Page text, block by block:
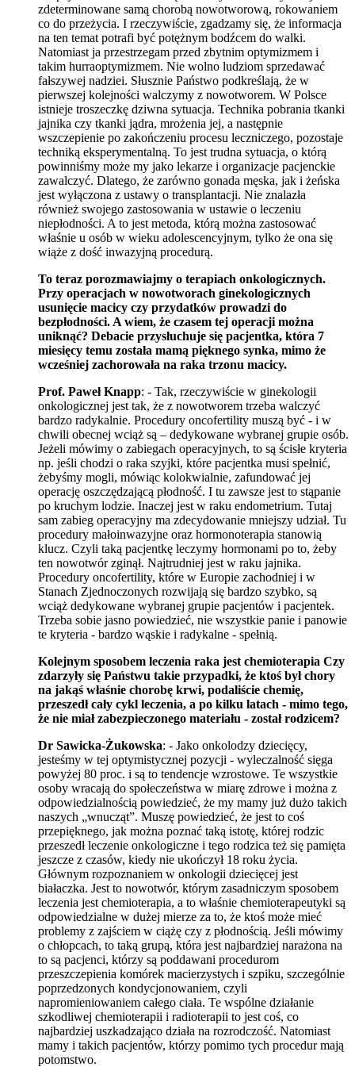
zdeterminowane samą chorobą nowotworową, rokowaniem
co do przeżycia. I rzeczywiście, zgadzamy się, że informacja
na ten temat potrafi być potężnym bodźcem do walki.
Natomiast ja przestrzegam przed zbytnim optymizmem i
takim hurraoptymizmem. Nie wolno ludziom sprzedawać
fałszywej nadziei. Słusznie Państwo podkreślają, że w
pierwszej kolejności walczymy z nowotworem. W Polsce
istnieje troszeczkę dziwna sytuacja. Technika pobrania tkanki
jajnika czy tkanki jądra, mrożenia jej, a następnie
wszczepienie po zakończeniu procesu leczniczego, pozostaje
techniką eksperymentalną. To jest trudna sytuacja, o którą
powinniśmy może my jako lekarze i organizacje pacjenckie
zawalczyć. Dlatego, że zarówno gonada męska, jak i żeńska
jest wyłączona z ustawy o transplantacji. Nie znalazła
również swojego zastosowania w ustawie o leczeniu
niepłodności. A to jest metoda, którą można zastosować
właśnie u osób w wieku adolescencyjnym, tylko że ona się
wiąże z dość inwazyjną procedurą.
To teraz porozmawiajmy o terapiach onkologicznych.
Przy operacjach w nowotworach ginekologicznych
usunięcie macicy czy przydatków prowadzi do
bezpłodności. A wiem, że czasem tej operacji można
uniknąć? Debacie przysłuchuje się pacjentka, która 7
miesięcy temu została mamą pięknego synka, mimo że
wcześniej zachorowała na raka trzonu macicy.
Prof. Paweł Knapp: - Tak, rzeczywiście w ginekologii
onkologicznej jest tak, że z nowotworem trzeba walczyć
bardzo radykalnie. Procedury oncofertility muszą być - i w
chwili obecnej wciąż są – dedykowane wybranej grupie osób.
Jeżeli mówimy o zabiegach operacyjnych, to są ścisłe kryteria
np. jeśli chodzi o raka szyjki, które pacjentka musi spełnić,
żebyśmy mogli, mówiąc kolokwialnie, zafundować jej
operację oszczędzającą płodność. I tu zawsze jest to stąpanie
po kruchym lodzie. Inaczej jest w raku endometrium. Tutaj
sam zabieg operacyjny ma zdecydowanie mniejszy udział. Tu
procedury małoinwazyjne oraz hormonoterapia stanowią
klucz. Czyli taką pacjentkę leczymy hormonami po to, żeby
ten nowotwór zginął. Najtrudniej jest w raku jajnika.
Procedury oncofertility, które w Europie zachodniej i w
Stanach Zjednoczonych rozwijają się bardzo szybko, są
wciąż dedykowane wybranej grupie pacjentów i pacjentek.
Trzeba sobie jasno powiedzieć, nie wszystkie panie i panowie
te kryteria - bardzo wąskie i radykalne - spełnią.
Kolejnym sposobem leczenia raka jest chemioterapia Czy
zdarzyły się Państwu takie przypadki, że ktoś był chory
na jakąś właśnie chorobę krwi, podaliście chemię,
przeszedł cały cykl leczenia, a po kilku latach - mimo tego,
że nie miał zabezpieczonego materiału - został rodzicem?
Dr Sawicka-Żukowska: - Jako onkolodzy dziecięcy,
jesteśmy w tej optymistycznej pozycji - wyleczalność sięga
powyżej 80 proc. i są to tendencje wzrostowe. Te wszystkie
osoby wracają do społeczeństwa w miarę zdrowe i można z
odpowiedzialnością powiedzieć, że my mamy już dużo takich
naszych „wnucząt”. Muszę powiedzieć, że jest to coś
przepięknego, jak można poznać taką istotę, której rodzic
przeszedł leczenie onkologiczne i tego rodzica też się pamięta
jeszcze z czasów, kiedy nie ukończył 18 roku życia.
Głównym rozpoznaniem w onkologii dziecięcej jest
białaczka. Jest to nowotwór, którym zasadniczym sposobem
leczenia jest chemioterapia, a to właśnie chemioterapeutyki są
odpowiedzialne w dużej mierze za to, że ktoś może mieć
problemy z zajściem w ciążę czy z płodnością. Jeśli mówimy
o chłopcach, to taką grupą, która jest najbardziej narażona na
to są pacjenci, którzy są poddawani procedurom
przeszczepienia komórek macierzystych i szpiku, szczególnie
poprzedzonych kondycjonowaniem, czyli
napromieniowaniem całego ciała. Te wspólne działanie
szkodliwej chemioterapii i radioterapii to jest coś, co
najbardziej uszkadzająco działa na rozrodczość. Natomiast
mamy i takich pacjentów, którzy pomimo tych procedur mają
potomstwo.